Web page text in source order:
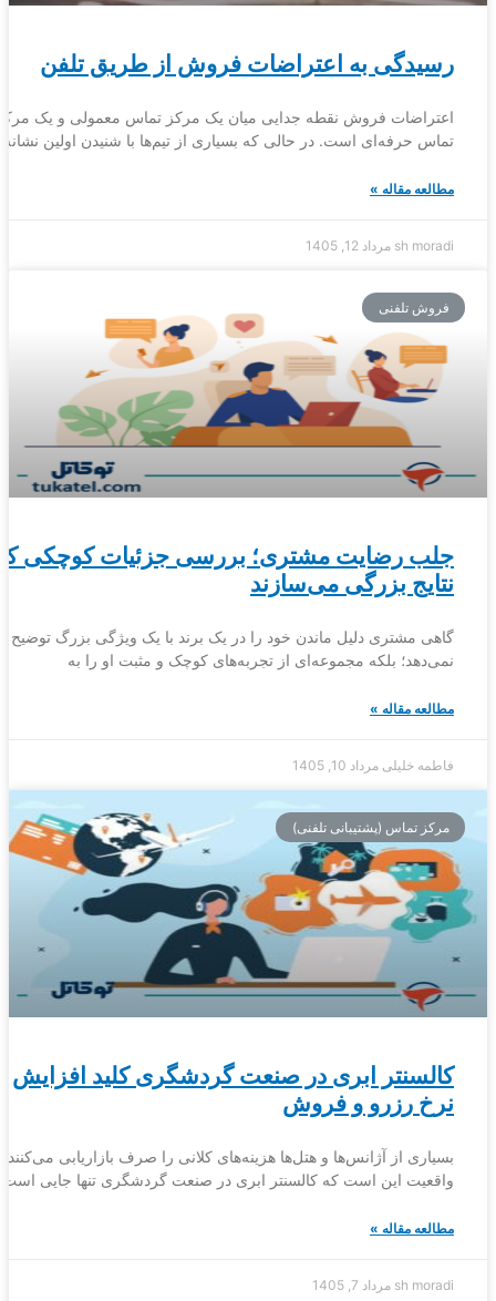
رسیدگی به اعتراضات فروش از طریق تلفن
اعتراضات فروش نقطه جدایی میان یک مرکز تماس معمولی و یک
تماس حرفه‌ای است. در حالی که بسیاری از تیم‌ها با شنیدن اولین
مطالعه مقاله »
sh moradi مرداد 12, 1405
فروش تلفنی
جلب رضایت مشتری؛ بررسی جزئیات کوچکی
نتایج بزرگی می‌سازند
گاهی مشتری دلیل ماندن خود را در یک برند با یک ویژگی بزرگ توضیح
نمی‌دهد؛ بلکه مجموعه‌ای از تجربه‌های کوچک و مثبت او را به
مطالعه مقاله »
فاطمه خلیلی مرداد 10, 1405
مرکز تماس (پشتیبانی تلفنی)
کالسنتر ابری در صنعت گردشگری کلید افزایش
نرخ رزرو و فروش
بسیاری از آژانس‌ها و هتل‌ها هزینه‌های کلانی را صرف بازاریابی می‌کنند،
واقعیت این است که کالسنتر ابری در صنعت گردشگری تنها جایی
مطالعه مقاله »
sh moradi مرداد 7, 1405